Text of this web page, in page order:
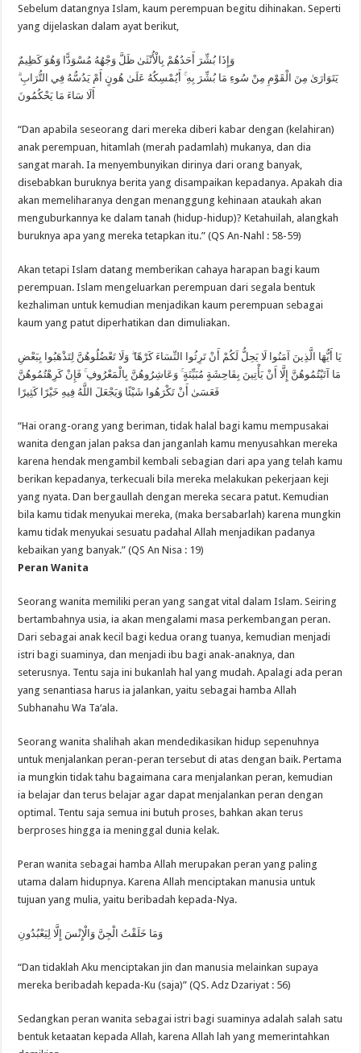
Sebelum datangnya Islam, kaum perempuan begitu dihinakan. Seperti
yang dijelaskan dalam ayat berikut,
وَإِذَا بُشِّرَ أَحَدُهُمْ بِالْأُنْثَىٰ ظَلَّ وَجْهُهُ مُسْوَدًّا وَهُوَ كَظِيمٌ
يَتَوَارَىٰ مِنَ الْقَوْمِ مِنْ سُوءِ مَا بُشِّرَ بِهِ ۚ أَيُمْسِكُهُ عَلَىٰ هُونٍ أَمْ يَدُسُّهُ فِي التُّرَابِ ۗ
أَلَا سَاءَ مَا يَحْكُمُونَ
“Dan apabila seseorang dari mereka diberi kabar dengan (kelahiran)
anak perempuan, hitamlah (merah padamlah) mukanya, dan dia
sangat marah. Ia menyembunyikan dirinya dari orang banyak,
disebabkan buruknya berita yang disampaikan kepadanya. Apakah dia
akan memeliharanya dengan menanggung kehinaan ataukah akan
menguburkannya ke dalam tanah (hidup-hidup)? Ketahuilah, alangkah
buruknya apa yang mereka tetapkan itu.” (QS An-Nahl : 58-59)
Akan tetapi Islam datang memberikan cahaya harapan bagi kaum
perempuan. Islam mengeluarkan perempuan dari segala bentuk
kezhaliman untuk kemudian menjadikan kaum perempuan sebagai
kaum yang patut diperhatikan dan dimuliakan.
يَا أَيُّهَا الَّذِينَ آمَنُوا لَا يَحِلُّ لَكُمْ أَنْ تَرِثُوا النِّسَاءَ كَرْهًا ۖ وَلَا تَعْضُلُوهُنَّ لِتَذْهَبُوا بِبَعْضِ
مَا آتَيْتُمُوهُنَّ إِلَّا أَنْ يَأْتِينَ بِفَاحِشَةٍ مُبَيِّنَةٍ ۚ وَعَاشِرُوهُنَّ بِالْمَعْرُوفِ ۚ فَإِنْ كَرِهْتُمُوهُنَّ
فَعَسَىٰ أَنْ تَكْرَهُوا شَيْئًا وَيَجْعَلَ اللَّهُ فِيهِ خَيْرًا كَثِيرًا
“Hai orang-orang yang beriman, tidak halal bagi kamu mempusakai
wanita dengan jalan paksa dan janganlah kamu menyusahkan mereka
karena hendak mengambil kembali sebagian dari apa yang telah kamu
berikan kepadanya, terkecuali bila mereka melakukan pekerjaan keji
yang nyata. Dan bergaullah dengan mereka secara patut. Kemudian
bila kamu tidak menyukai mereka, (maka bersabarlah) karena mungkin
kamu tidak menyukai sesuatu padahal Allah menjadikan padanya
kebaikan yang banyak.” (QS An Nisa : 19)
Peran Wanita
Seorang wanita memiliki peran yang sangat vital dalam Islam. Seiring
bertambahnya usia, ia akan mengalami masa perkembangan peran.
Dari sebagai anak kecil bagi kedua orang tuanya, kemudian menjadi
istri bagi suaminya, dan menjadi ibu bagi anak-anaknya, dan
seterusnya. Tentu saja ini bukanlah hal yang mudah. Apalagi ada peran
yang senantiasa harus ia jalankan, yaitu sebagai hamba Allah
Subhanahu Wa Ta‘ala.
Seorang wanita shalihah akan mendedikasikan hidup sepenuhnya
untuk menjalankan peran-peran tersebut di atas dengan baik. Pertama
ia mungkin tidak tahu bagaimana cara menjalankan peran, kemudian
ia belajar dan terus belajar agar dapat menjalankan peran dengan
optimal. Tentu saja semua ini butuh proses, bahkan akan terus
berproses hingga ia meninggal dunia kelak.
Peran wanita sebagai hamba Allah merupakan peran yang paling
utama dalam hidupnya. Karena Allah menciptakan manusia untuk
tujuan yang mulia, yaitu beribadah kepada-Nya.
وَمَا خَلَقْتُ الْجِنَّ وَالْإِنْسَ إِلَّا لِيَعْبُدُونِ
“Dan tidaklah Aku menciptakan jin dan manusia melainkan supaya
mereka beribadah kepada-Ku (saja)” (QS. Adz Dzariyat : 56)
Sedangkan peran wanita sebagai istri bagi suaminya adalah salah satu
bentuk ketaatan kepada Allah, karena Allah lah yang memerintahkan